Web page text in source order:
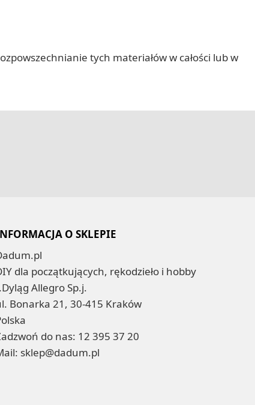
tych materiałów w całości lub w
O SKLEPIE
dla początkujących, rękodzieło i hobby
Allegro Sp.j.
Bonarka 21, 30-415 Kraków
do nas: 12 395 37 20
sklep@dadum.pl